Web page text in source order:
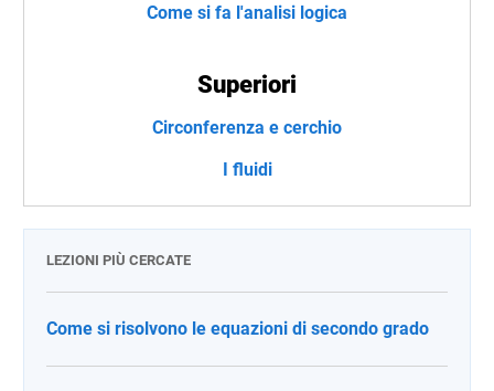
Come si fa l'analisi logica
Superiori
Circonferenza e cerchio
I fluidi
LEZIONI PIÙ CERCATE
Come si risolvono le equazioni di secondo grado